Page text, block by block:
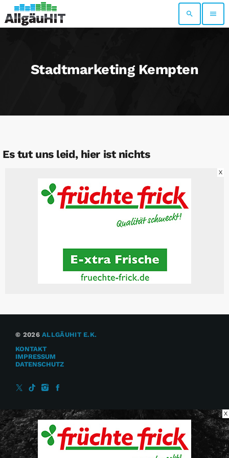
search menu
Stadtmarketing Kempten
Es tut uns leid, hier ist nichts
X
© 2026ALLGÄUHIT E.K.
KONTAKT
IMPRESSUM
DATENSCHUTZ
X